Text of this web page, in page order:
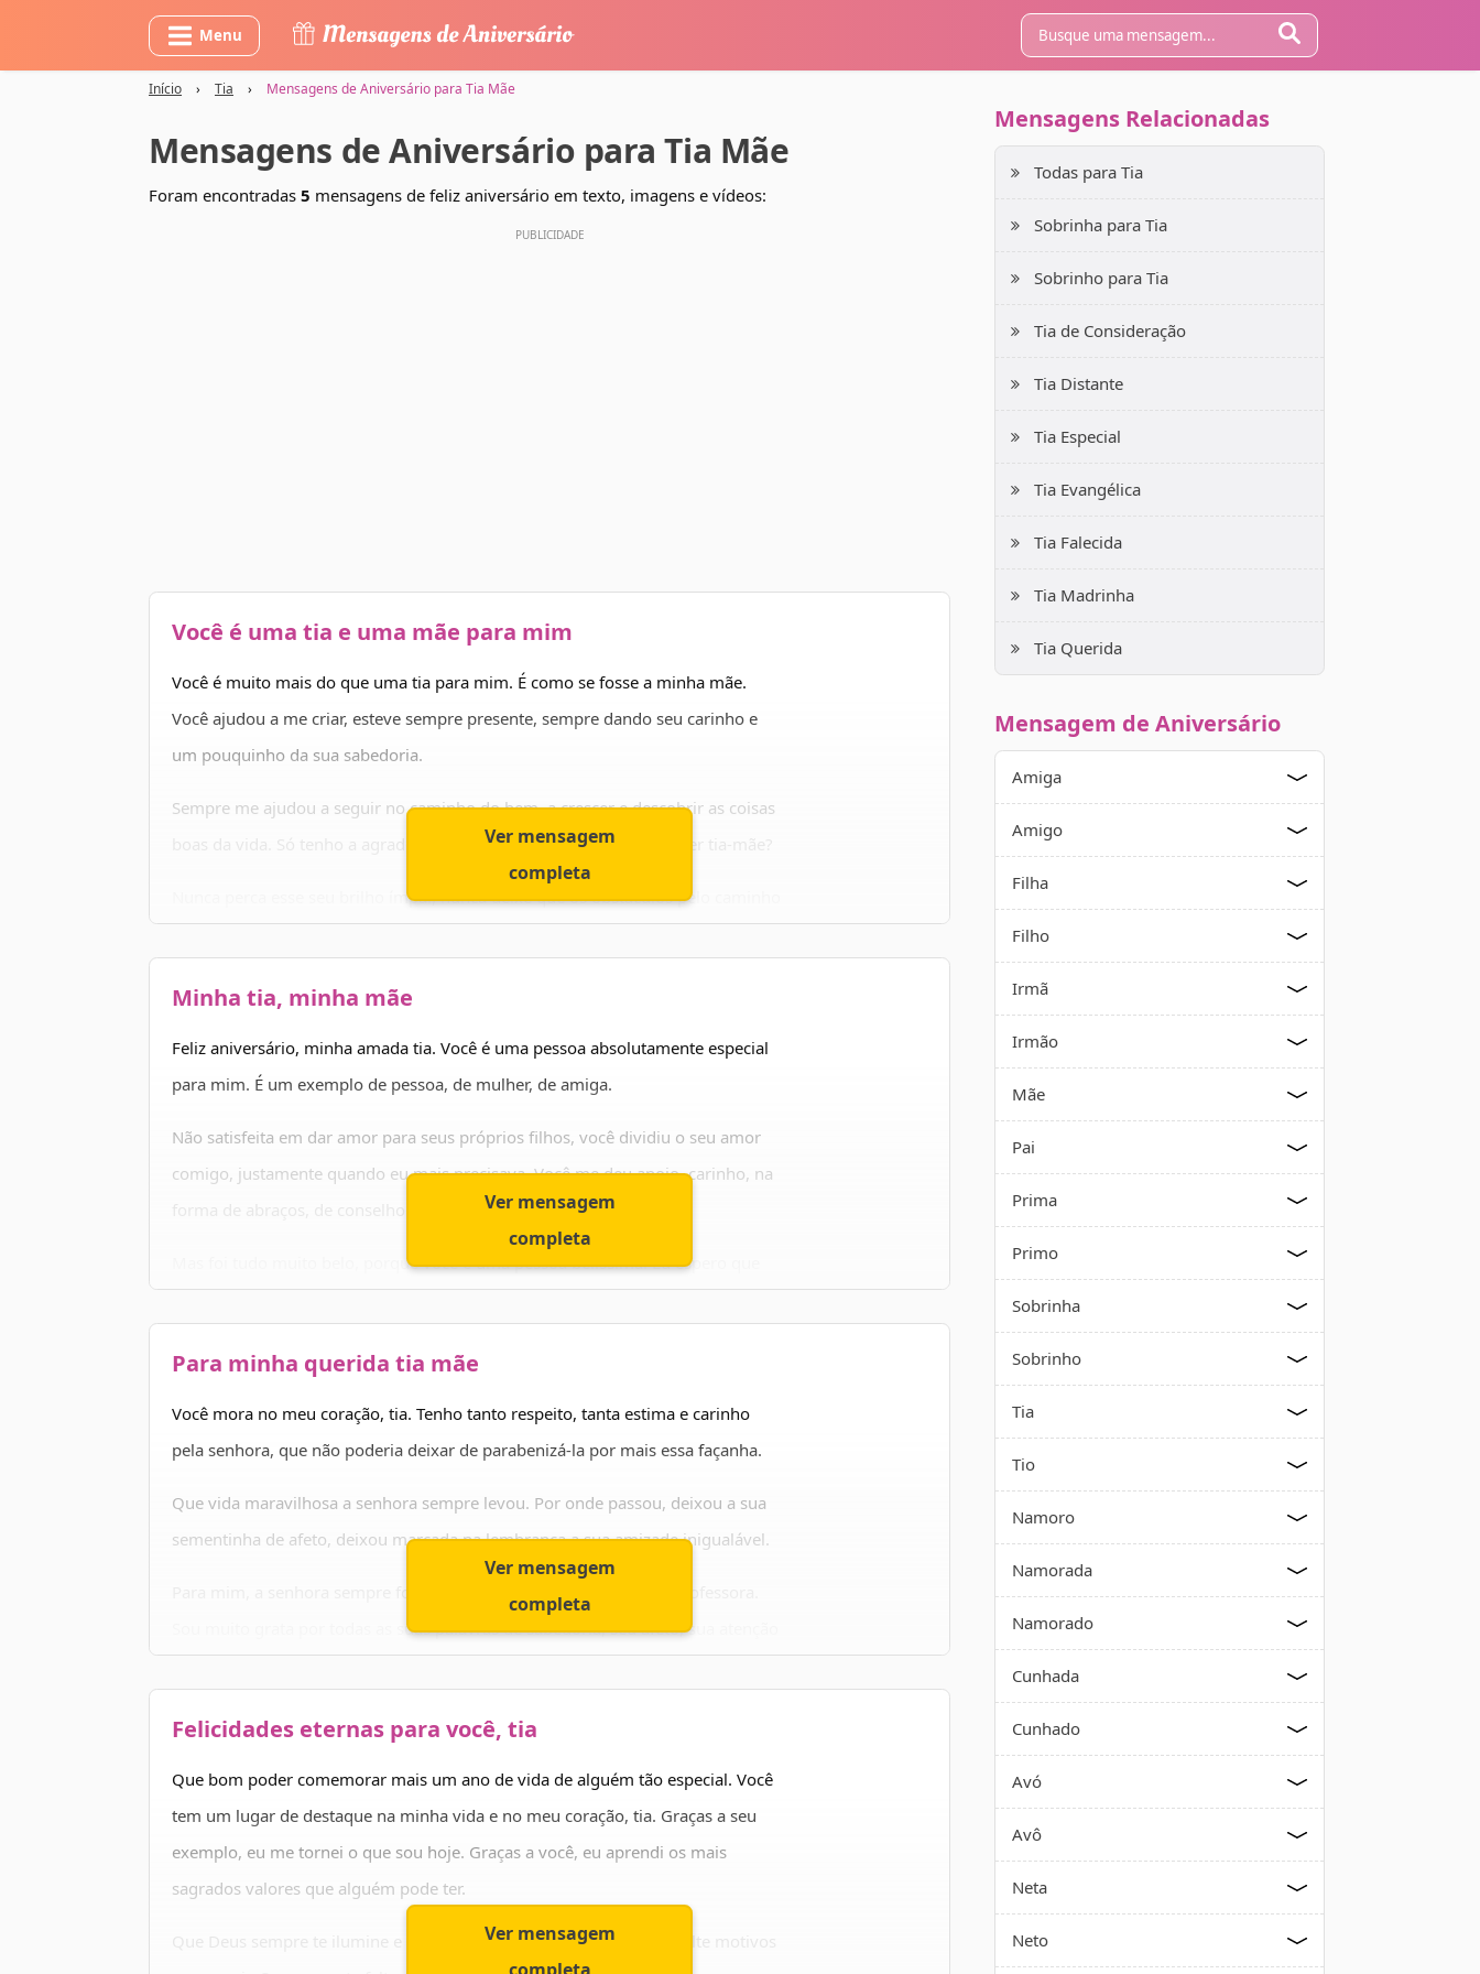
Menu
Início › Tia › Mensagens de Aniversário para Tia Mãe
Mensagens de Aniversário para Tia Mãe
Foram encontradas 5 mensagens de feliz aniversário em texto, imagens e vídeos:
Você é uma tia e uma mãe para mim
Você é muito mais do que uma tia para mim. É como se fosse a minha mãe.
Você ajudou a me criar, esteve sempre presente, sempre dando seu carinho e
um pouquinho da sua sabedoria.
Sempre me ajudou a seguir no caminho do bem, a crescer e descobrir as coisas
boas da vida. Só tenho a agradecer por tudo isso, tia. Ou deveria dizer tia-mãe?
Nunca perca esse seu brilho ímpar, nunca deixe que os obstáculos pelo caminho
Ver mensagem
completa
Minha tia, minha mãe
Feliz aniversário, minha amada tia. Você é uma pessoa absolutamente especial
para mim. É um exemplo de pessoa, de mulher, de amiga.
Não satisfeita em dar amor para seus próprios filhos, você dividiu o seu amor
comigo, justamente quando eu mais precisava. Você me deu apoio, carinho, na
forma de abraços, de conselho e até de sermões.
Mas foi tudo muito belo, porque você é uma pessoa belíssima. Eu espero que
Ver mensagem
completa
Para minha querida tia mãe
Você mora no meu coração, tia. Tenho tanto respeito, tanta estima e carinho
pela senhora, que não poderia deixar de parabenizá-la por mais essa façanha.
Que vida maravilhosa a senhora sempre levou. Por onde passou, deixou a sua
sementinha de afeto, deixou marcada na lembrança a sua amizade inigualável.
Para mim, a senhora sempre foi uma guia, uma conselheira, uma professora.
Sou muito grata por todas as suas palavras de sabedoria, seu afeto, sua atenção
Quero desejar que a senhora seja ainda muito feliz. Que nunca te falte motivos
Ver mensagem
completa
Felicidades eternas para você, tia
Que bom poder comemorar mais um ano de vida de alguém tão especial. Você
tem um lugar de destaque na minha vida e no meu coração, tia. Graças a seu
exemplo, eu me tornei o que sou hoje. Graças a você, eu aprendi os mais
sagrados valores que alguém pode ter.
Que Deus sempre te ilumine e te dê muitas dádivas. Que nunca te falte motivos
Ver mensagem
completa
Mensagens Relacionadas
Todas para Tia
Sobrinha para Tia
Sobrinho para Tia
Tia de Consideração
Tia Distante
Tia Especial
Tia Evangélica
Tia Falecida
Tia Madrinha
Tia Querida
Mensagem de Aniversário
Amiga
Amigo
Filha
Filho
Irmã
Irmão
Mãe
Pai
Prima
Primo
Sobrinha
Sobrinho
Tia
Tio
Namoro
Namorada
Namorado
Cunhada
Cunhado
Avó
Avô
Neta
Neto